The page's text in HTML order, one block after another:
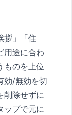
拶」「住
用途に合わ
ものを上位
効/無効を切
削除せずに
ップで元に